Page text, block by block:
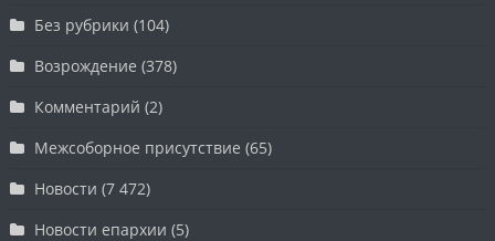
Без рубрики (104)
Возрождение (378)
Комментарий (2)
Межсоборное присутствие (65)
Новости (7 472)
Новости епархии (5)